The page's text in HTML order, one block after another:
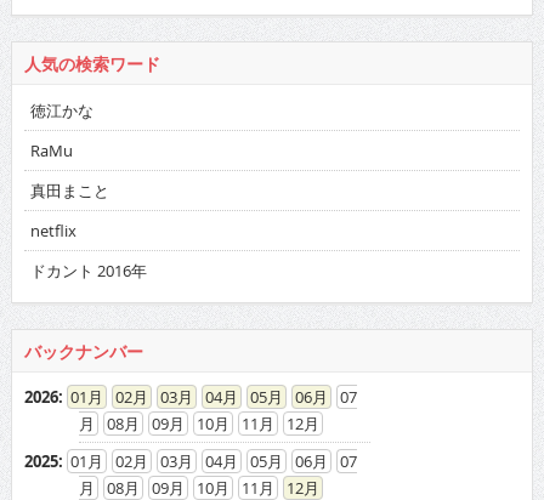
人気の検索ワード
徳江かな
RaMu
真田まこと
netflix
ドカント 2016年
バックナンバー
2026: 01 02 03 04 05 06
07
08
09 10 11
12
2025: 01 02 03 04 05 06
07
08
09 10 11
12